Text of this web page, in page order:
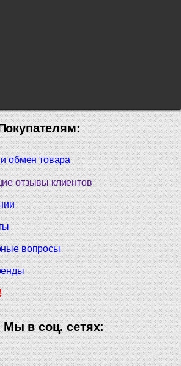
обмен товара
отзывы клиентов
вопросы
Мы в соц. сетях: